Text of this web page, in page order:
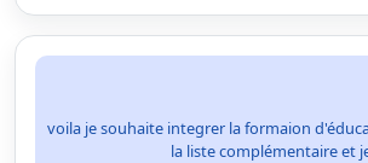
voila je souhaite integrer la formaion
la liste complémentaire et